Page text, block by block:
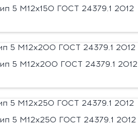
5 М12х150 ГОСТ 24379.1 2012
5 М12х200 ГОСТ 24379.1 2012
5 М12х250 ГОСТ 24379.1 2012